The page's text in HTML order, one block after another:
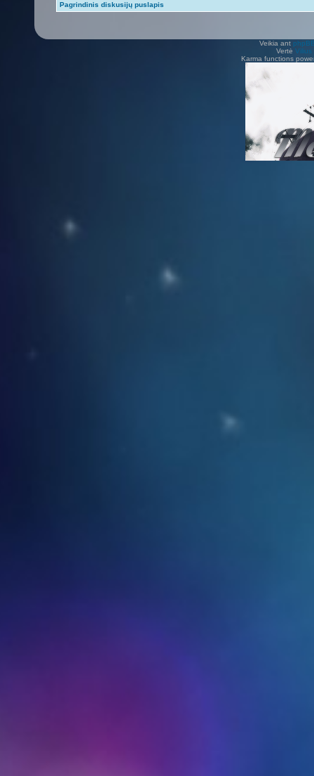
Pagrindinis diskusijų puslapis
Veikia ant
Vertė Vilius
Karma functions